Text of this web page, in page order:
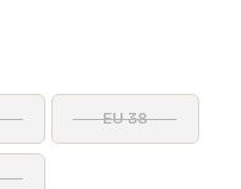
EU 38